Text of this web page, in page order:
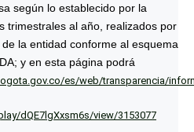
según lo establecido por la
trimestrales al año, realizados por
la entidad conforme al esquema
y en esta página podrá
es/web/transparencia/
dQE7lgXxsm6s/view/3153077